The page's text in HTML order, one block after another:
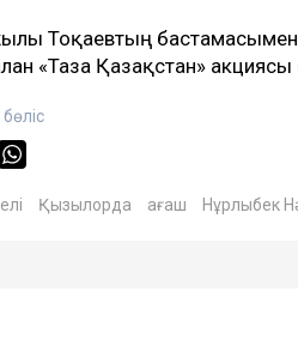
Тоқаевтың бастамасымен
«Таза Қазақстан»
Қызылорда ағаш Нұрлыбек